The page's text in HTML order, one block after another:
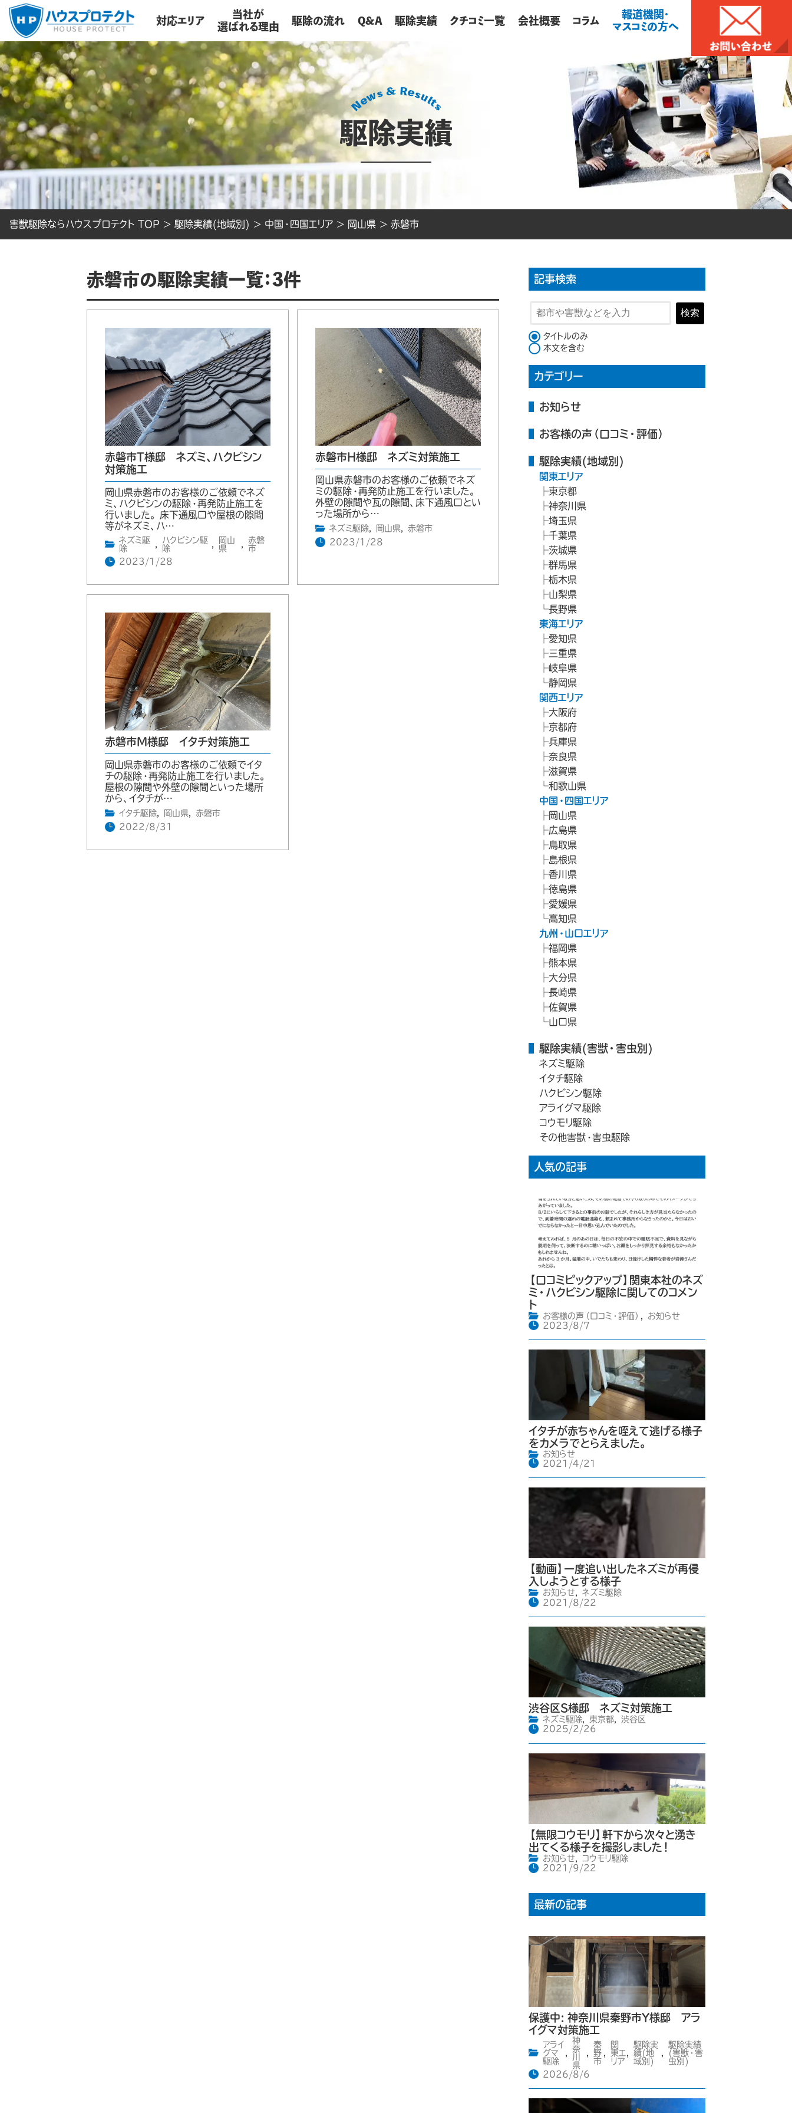
対応エリア
当社が
選ばれる理由
駆除の流れ Q&A 駆除実績 クチコミ一覧 会社概要 コラム
報道機関・
マスコミの方へ
駆除実績
害獣駆除ならハウスプロテクト TOP > 駆除実績(地域別) > 中国・四国エリア > 岡山県 > 赤磐市
赤磐市の駆除実績一覧：3件
赤磐市T様邸 ネズミ、ハクビシン
対策施工
岡山県赤磐市のお客様のご依頼でネズ
ミ、ハクビシンの駆除・再発防止施工を
行いました。 床下通風口や屋根の隙間
等がネズミ、ハ…
ネズミ駆
除
,
ハクビシン駆
除
,
岡山
県
,
赤磐
市
2023/1/28
赤磐市H様邸 ネズミ対策施工
岡山県赤磐市のお客様のご依頼でネズ
ミの駆除・再発防止施工を行いました。
外壁の隙間や瓦の隙間、床下通風口とい
った場所から…
ネズミ駆除, 岡山県,
赤磐市
2023/1/28
赤磐市M様邸 イタチ対策施工
岡山県赤磐市のお客様のご依頼でイタ
チの駆除・再発防止施工を行いました。
屋根の隙間や外壁の隙間といった場所
から、イタチが…
イタチ駆除, 岡山県,
赤磐市
2022/8/31
記事検索
検索
検索対象
タイトルのみ
本文を含む
カテゴリー
お知らせ
お客様の声（口コミ・評価）
駆除実績(地域別)
関東エリア
東京都
神奈川県
埼玉県
千葉県
茨城県
群馬県
栃木県
山梨県
長野県
東海エリア
愛知県
三重県
岐阜県
静岡県
関西エリア
大阪府
京都府
兵庫県
奈良県
滋賀県
和歌山県
中国・四国エリア
岡山県
広島県
鳥取県
島根県
香川県
徳島県
愛媛県
高知県
九州・山口エリア
福岡県
熊本県
大分県
長崎県
佐賀県
山口県
駆除実績(害獣・害虫別)
ネズミ駆除
イタチ駆除
ハクビシン駆除
アライグマ駆除
コウモリ駆除
その他害獣・害虫駆除
人気の記事
【口コミピックアップ】関東本社のネズ
ミ・ハクビシン駆除に関してのコメン
ト
お客様の声（口コミ・評価）
お知らせ
2023/8/7
イタチが赤ちゃんを咥えて逃げる様子
をカメラでとらえました。
お知らせ
2021/4/21
【動画】一度追い出したネズミが再侵
入しようとする様子
お知らせ,
ネズミ駆除
2021/8/22
渋谷区S様邸 ネズミ対策施工
ネズミ駆除, 東京都,
渋谷区
2025/2/26
【無限コウモリ】軒下から次々と湧き
出てくる様子を撮影しました！
お知らせ,
コウモリ駆除
2021/9/22
最新の記事
保護中: 神奈川県秦野市Y様邸 アラ
イグマ対策施工
アライ
グマ
駆除
神
奈
川
県
秦
野
市
関
東エ
リア
駆除実
績(地
域別)
駆除実績
(害獣・害
虫別)
2026/8/6